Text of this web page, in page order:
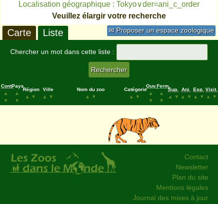
Localisation géographique : Tokyo∨der=ani_c_order
Veuillez élargir votre recherche
✉ Proposer un espace zoologique
Carte Liste
Chercher un mot dans cette liste :
Cont.
▲
▼
Pays
▲
▼
Région
▲
▼
Ville
▲
▼
Nom du zoo
▲
▼
Catégorie
▲
▼
Ouv.
▲
▼
Ferm.
▲
▼
Sup.
▲
▼
Ani.
▲
▼
Esp.
▲
▼
Visit.
▲
▼
Contact
Newsletter
Plan du site
Mentions légales
Journal des mises à jour